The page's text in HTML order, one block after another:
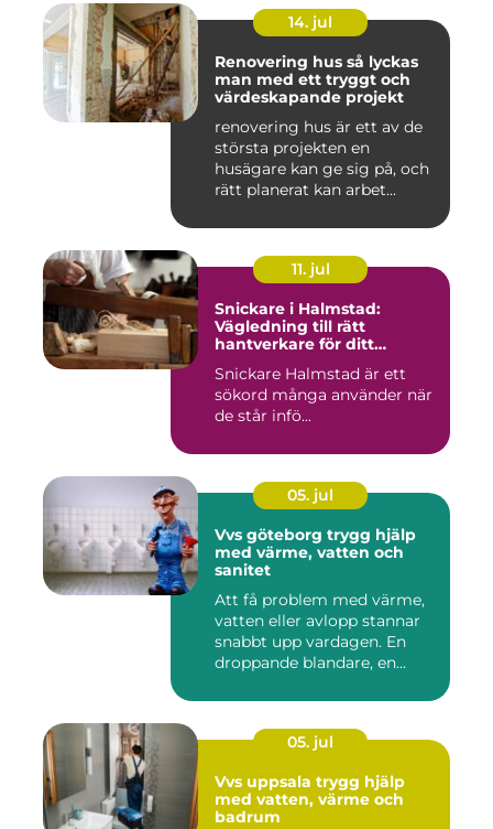
14. jul
Renovering hus så lyckas
man med ett tryggt och
värdeskapande projekt
renovering hus är ett av de
största projekten en
husägare kan ge sig på, och
rätt planerat kan arbet...
11. jul
Snickare i Halmstad:
Vägledning till rätt
hantverkare för ditt
Snickare Halmstad är ett
sökord många använder när
de står infö...
05. jul
Vvs göteborg trygg hjälp
med värme, vatten och
sanitet
Att få problem med värme,
vatten eller avlopp stannar
snabbt upp vardagen. En
droppande blandare, en...
05. jul
Vvs uppsala trygg hjälp
med vatten, värme och
badrum